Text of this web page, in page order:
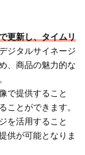
更新し、タイムリ
ジタルサイネージ
、商品の魅力的な
で提供すること
ことができます。
を活用すること
供が可能となりま